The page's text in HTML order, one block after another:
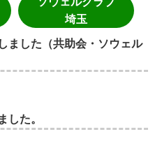
埼玉
ました（共助会・ソウェル
した。